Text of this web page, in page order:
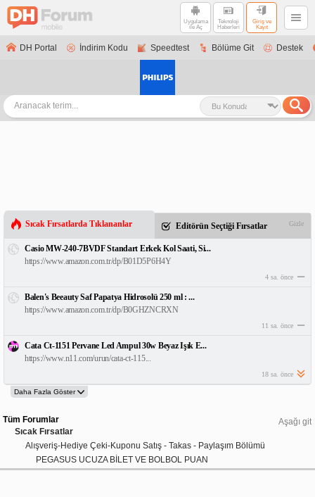
Uygulama
ile Aç
Teknoloji
Haberleri
Giriş ve
Kayıt
DH Portal İndirim Kodu Speedtest Bölüme Git Destek
Sıcak Fırsatlarda Tıklananlar Editörün Seçtiği Fırsatlar Gizle
Casio MW-240-7BVDF Standart Erkek Kol Saati, Si...
https://www.amazon.com.tr/dp/B01D5P6H4Y
4 sa. önce
Balen's Beeauty Saf Papatya Hidrosolü 250 ml : ...
https://www.amazon.com.tr/dp/B0GHZNCRXN
11 sa. önce
Cata Ct-1151 Pervane Led Ampul 30w Beyaz Işık E...
https://www.n11.com/urun/cata-ct-115...
18 sa. önce
Aşağı git
Tüm Forumlar
Sıcak Fırsatlar
Alışveriş-Hediye Çeki-Kuponu Satış - Takas - Paylaşım Bölümü
PEGASUS UCUZA BİLET VE BOLBOL PUAN